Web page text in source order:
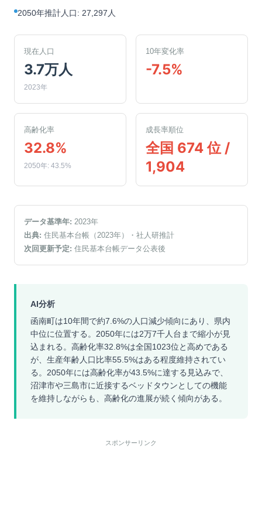
2050年推計人口: 27,297人
現在人口
3.7万人
2023年
10年変化率
-7.5%
高齢化率
32.8%
2050年: 43.5%
成長率順位
全国 674 位 /
1,904
データ基準年: 2023年
出典: 住民基本台帳（2023年）
・社人研推計
次回更新予定: 住民基本台帳データ公表後
AI分析
函南町は10年間で約7.6%の人口減少傾向にあり、県内
中位に位置する。2050年には2万7千人台まで縮小が見
込まれる。高齢化率32.8%は全国1023位と高めである
が、生産年齢人口比率55.5%はある程度維持されてい
る。2050年には高齢化率が43.5%に達する見込みで、
沼津市や三島市に近接するベッドタウンとしての機能
を維持しながらも、高齢化の進展が続く傾向がある。
スポンサーリンク